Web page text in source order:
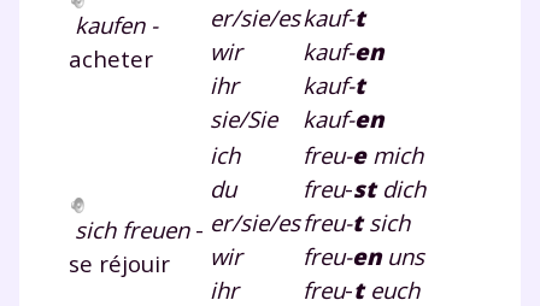
kaufen -
acheter
er/sie/es
wir
ihr
sie/Sie
kauf-t
kauf-en
kauf-t
kauf-en
sich freuen-
se réjouir
ich
du
er/sie/es
wir
ihr
freu-emich
freu-st dich
freu-t sich
freu-en uns
freu-teuch